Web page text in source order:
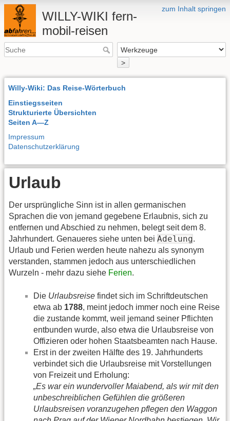
zum Inhalt springen
WILLY-WIKI fern-
mobil-reisen
>
Willy-Wiki: Das Reise-Wörterbuch
Einstiegsseiten
Strukturierte Übersichten
Seiten A—Z
Impressum
Datenschutzerklärung
Urlaub
Der ursprüngliche Sinn ist in allen germanischen
Sprachen die von jemand gegebene Erlaubnis, sich zu
entfernen und Abschied zu nehmen, belegt seit dem 8.
Jahrhundert. Genaueres siehe unten bei Adelung.
Urlaub und Ferien werden heute nahezu als synonym
verstanden, stammen jedoch aus unterschiedlichen
Wurzeln - mehr dazu siehe Ferien.
Die Urlaubsreise findet sich im Schriftdeutschen
etwa ab 1788, meint jedoch immer noch eine Reise
die zustande kommt, weil jemand seiner Pflichten
entbunden wurde, also etwa die Urlaubsreise von
Offizieren oder hohen Staatsbeamten nach Hause.
Erst in der zweiten Hälfte des 19. Jahrhunderts
verbindet sich die Urlaubsreise mit Vorstellungen
von Freizeit und Erholung:
„Es war ein wundervoller Maiabend, als wir mit den
unbeschreiblichen Gefühlen die größeren
Urlaubsreisen voranzugehen pflegen den Waggon